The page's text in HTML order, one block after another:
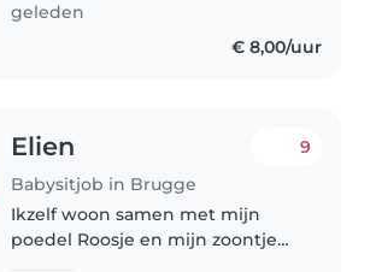
geleden
€ 8,00/uur
Elien
Babysitjob in Brugge
9
Ikzelf woon samen met mijn
poedel Roosje en mijn zoontje